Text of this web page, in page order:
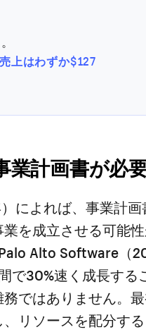
上はわずか$127
計画書が必
によれば、事業計
を成立させる可能性
Alto Software（
で30%速く成長する
ではありません。
リソースを配分す